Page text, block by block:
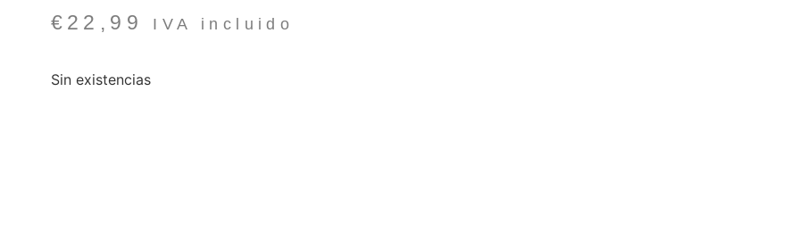
€ 22,99 IVA incluido
Sin existencias